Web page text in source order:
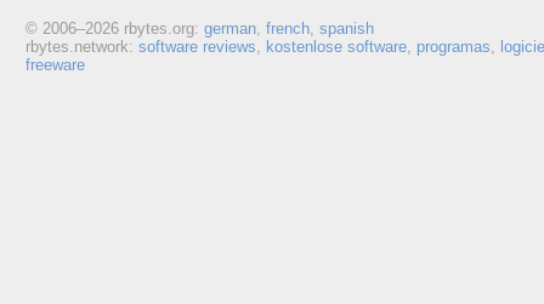
© 2006–2026 rbytes.org: german, french, spanish
rbytes.network: software reviews, kostenlose software, programas,
freeware